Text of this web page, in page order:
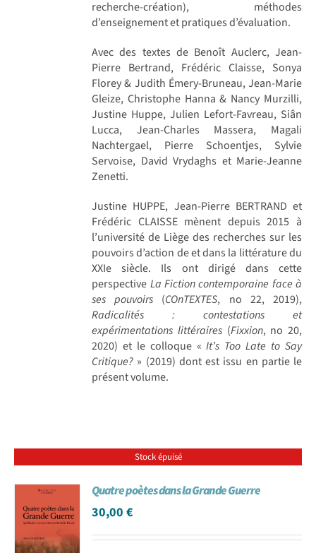
recherche-création), méthodes
d’enseignement et pratiques d’évaluation.
Avec des textes de Benoît Auclerc, Jean-
Pierre Bertrand, Frédéric Claisse, Sonya
Florey & Judith Émery-Bruneau, Jean-Marie
Gleize, Christophe Hanna & Nancy Murzilli,
Justine Huppe, Julien Lefort-Favreau, Siân
Lucca, Jean-Charles Massera, Magali
Nachtergael, Pierre Schoentjes, Sylvie
Servoise, David Vrydaghs et Marie-Jeanne
Zenetti.
Justine HUPPE, Jean-Pierre BERTRAND et
Frédéric CLAISSE mènent depuis 2015 à
l’université de Liège des recherches sur les
pouvoirs d’action de et dans la littérature du
XXIe siècle. Ils ont dirigé dans cette
perspective La Fiction contemporaine face à
ses pouvoirs (COnTEXTES, no 22, 2019),
Radicalités : contestations et
expérimentations littéraires(Fixxion, no 20,
2020) et le colloque « It’s Too Late to Say
Critique? » (2019) dont est issu en partie le
présent volume.
Stock épuisé
Quatre poètes dans la Grande Guerre
30,00€